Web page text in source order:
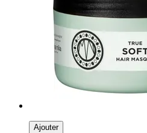
Ajouter